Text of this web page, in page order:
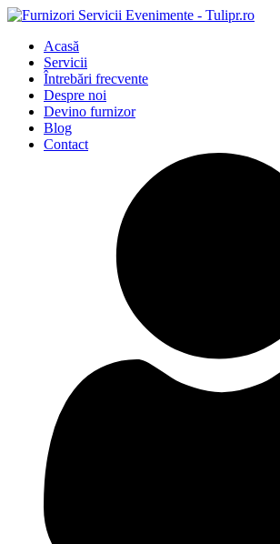
Acasă
Servicii
Întrebări frecvente
Despre noi
Devino furnizor
Blog
Contact